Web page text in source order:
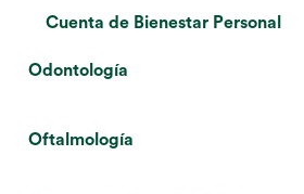
Cuenta de Bienestar Personal
Odontología
Oftalmología